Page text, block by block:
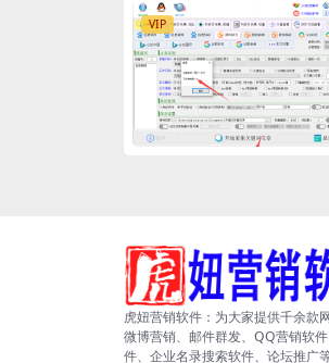
VIP
虎妞营销软件：为大家提供千余款
微博营销、邮件群发、QQ营销软
件、企业名录搜索软件、论坛推广